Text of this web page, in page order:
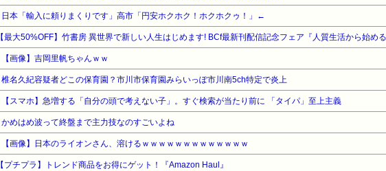
日本「輸入に頼りまくりです」高市「円安ホクホク！ホクホクゥ！」←
【画像】吉岡里帆ちゃんｗｗ
椎名久紀容疑者どこの保育園？市川市保育園みらいっぽ市川南5ch特定で炎上
【スマホ】急増する「自分の頭で考えない子」。すぐ検索が当たり前に 「タイパ」至上主義
かめはめ波って終盤まで主力技なのすごいよね
【画像】日本のライオンさん、溶けるｗｗｗｗｗｗｗｗｗｗｗｗｗ
【プチプラ】トレンド商品をお得にゲット！『Amazon Haul』